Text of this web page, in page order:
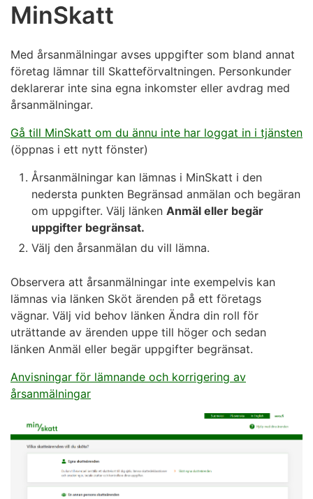
MinSkatt
Med årsanmälningar avses uppgifter som bland annat
företag lämnar till Skatteförvaltningen. Personkunder
deklarerar inte sina egna inkomster eller avdrag med
årsanmälningar.
Gå till MinSkatt om du ännu inte har loggat in i tjänsten
(öppnas i ett nytt fönster)
Årsanmälningar kan lämnas i MinSkatt i den
nedersta punkten Begränsad anmälan och begäran
om uppgifter. Välj länken Anmäl eller begär
uppgifter begränsat.
Välj den årsanmälan du vill lämna.
Observera att årsanmälningar inte exempelvis kan
lämnas via länken Sköt ärenden på ett företags
vägnar. Välj vid behov länken Ändra din roll för
uträttande av ärenden uppe till höger och sedan
länken Anmäl eller begär uppgifter begränsat.
Anvisningar för lämnande och korrigering av
årsanmälningar